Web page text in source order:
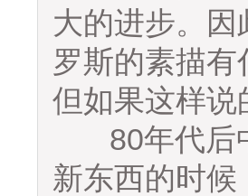
大的进步。
罗斯的素描
但如果这样说
80年代后中
新东西的时